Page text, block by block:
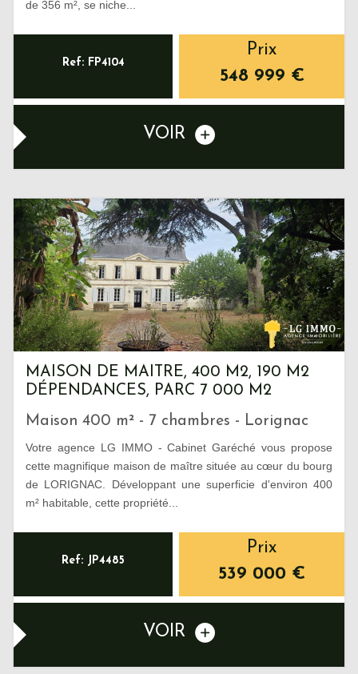
de 356 m², se niche...
Ref: FP4104
Prix
548 999 €
VOIR
MAISON DE MAITRE, 400 M2, 190 M2
DÉPENDANCES, PARC 7 000 M2
Maison 400 m² - 7 chambres - Lorignac
Votre agence LG IMMO - Cabinet Garéché vous propose
cette magnifique maison de maître située au cœur du bourg
de LORIGNAC. Développant une superficie d'environ 400
m² habitable, cette propriété...
Ref: JP4485
Prix
539 000 €
VOIR